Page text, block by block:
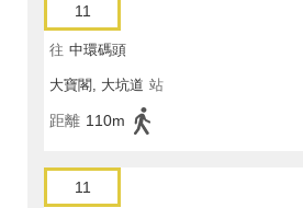
11
往 中環碼頭
大寶閣, 大坑道 站
距離 110m
11